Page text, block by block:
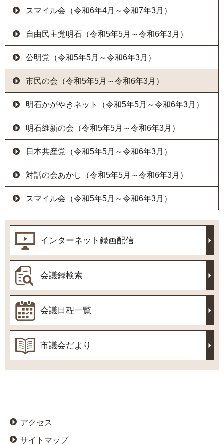
スマイル会（令和6年4月～令和7年3月）
自由民主党明石（令和5年5月～令和6年3月）
公明党（令和5年5月～令和6年3月）
市民の会（令和5年5月～令和6年3月）
明石かがやきネット（令和5年5月～令和6年3月）
明石維新の会（令和5年5月～令和6年3月）
日本共産党（令和5年5月～令和6年3月）
対話の会あかし（令和5年5月～令和6年3月）
スマイル会（令和5年5月～令和6年3月）
インターネット録画配信
会議録検索
会議日程一覧
市議会だより
アクセス
サイトマップ